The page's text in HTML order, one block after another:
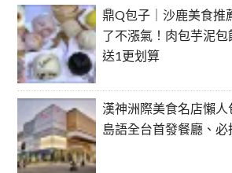
鼎Q包子｜沙鹿美食推
了不漲氣！肉包芋泥
送1更划算
漢神洲際美食名店懶人
島語全台首發餐廳、